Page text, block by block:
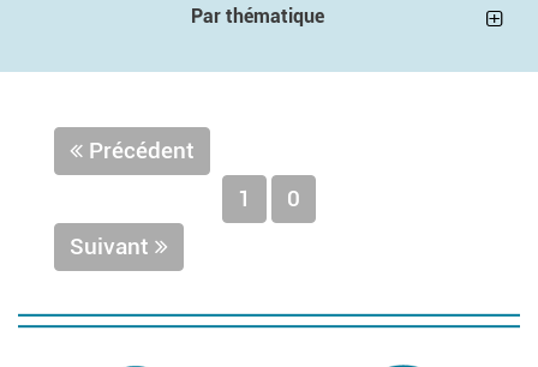
Par thématique
Précédent
1
0
Suivant